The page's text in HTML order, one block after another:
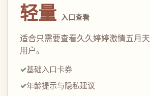
轻量 入口查看
适合只需要查看久久婷婷激情五月
用户。
基础入口卡券
年龄提示与隐私建议